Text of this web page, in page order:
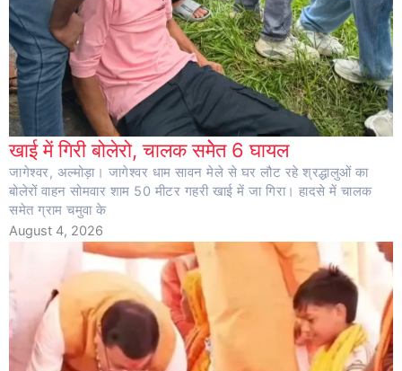
खाई में गिरी बोलेरो, चालक समेेत 6 घायल
जागेश्वर, अल्मोड़ा। जागेश्वर धाम सावन मेले से घर लौट रहे श्रद्धालुओं का
बोलेरों वाहन सोमवार शाम 50 मीटर गहरी खाई में जा गिरा। हादसे में चालक
समेत ग्राम चमुवा के
August 4, 2026